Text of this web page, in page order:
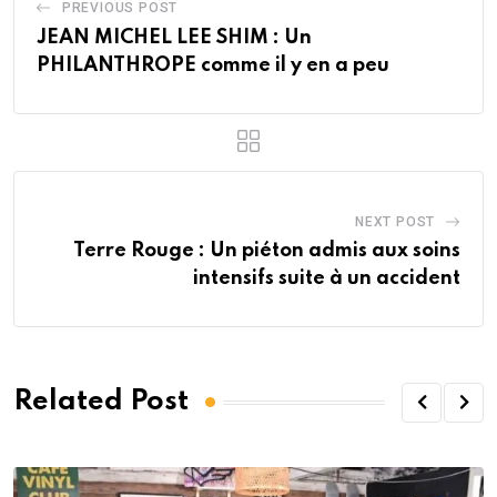
PREVIOUS POST
JEAN MICHEL LEE SHIM : Un
PHILANTHROPE comme il y en a peu
NEXT POST
Terre Rouge : Un piéton admis aux soins
intensifs suite à un accident
Related Post